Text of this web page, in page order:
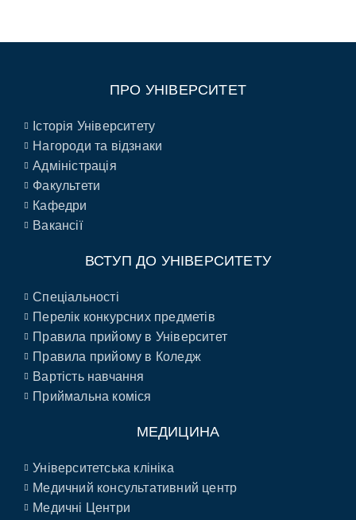
ПРО УНІВЕРСИТЕТ
Історія Університету
Нагороди та відзнаки
Адміністрація
Факультети
Кафедри
Вакансії
ВСТУП ДО УНІВЕРСИТЕТУ
Спеціальності
Перелік конкурсних предметів
Правила прийому в Університет
Правила прийому в Коледж
Вартість навчання
Приймальна коміся
МЕДИЦИНА
Університетська клініка
Медичний консультативний центр
Медичні Центри